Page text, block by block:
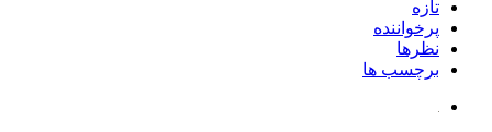
تازه
پرخواننده
نظرها
برچسب ها